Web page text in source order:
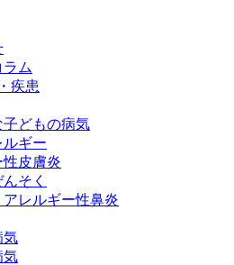
ム
疾患
子どもの病気
ギー
性皮膚炎
そく
レルギー性鼻炎
気
気